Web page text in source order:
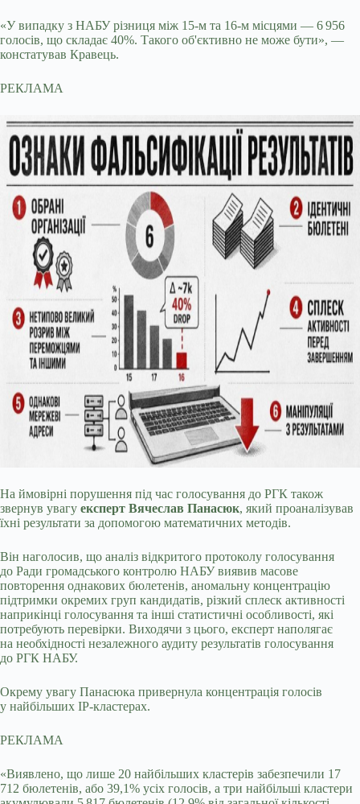
«У випадку з НАБУ різниця між 15-м та 16-м місцями — 6 956
голосів, що складає 40%. Такого об'єктивно не може бути», —
констатував Кравець.
РЕКЛАМА
На ймовірні порушення під час голосування до РГК також
звернув увагу експерт Вячеслав Панасюк, який проаналізував
їхні результати за допомогою математичних методів.
Він наголосив, що аналіз відкритого протоколу голосування
до Ради громадського контролю НАБУ виявив масове
повторення однакових бюлетенів, аномальну концентрацію
підтримки окремих груп кандидатів, різкий сплеск активності
наприкінці голосування та інші статистичні особливості, які
потребують перевірки. Виходячи з цього, експерт наполягає
на необхідності незалежного аудиту результатів голосування
до РГК НАБУ.
Окрему увагу Панасюка привернула концентрація голосів
у найбільших IP-кластерах.
РЕКЛАМА
«Виявлено, що лише 20 найбільших кластерів забезпечили 17
712 бюлетенів, або 39,1% усіх голосів, а три найбільші кластери